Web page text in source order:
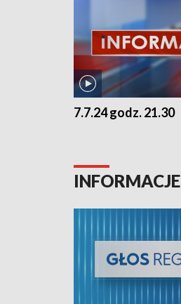
7.7.24 godz. 21.30
INFORMACJE